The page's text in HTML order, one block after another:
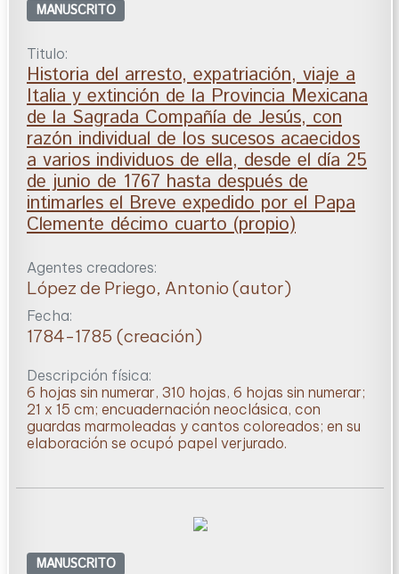
MANUSCRITO
Titulo:
Historia del arresto, expatriación, viaje a
Italia y extinción de la Provincia Mexicana
de la Sagrada Compañía de Jesús, con
razón individual de los sucesos acaecidos
a varios individuos de ella, desde el día 25
de junio de 1767 hasta después de
intimarles el Breve expedido por el Papa
Clemente décimo cuarto (propio)
Agentes creadores:
López de Priego, Antonio (autor)
Fecha:
1784-1785 (creación)
Descripción física:
6 hojas sin numerar, 310 hojas, 6 hojas sin numerar;
21 x 15 cm; encuadernación neoclásica, con
guardas marmoleadas y cantos coloreados; en su
elaboración se ocupó papel verjurado.
MANUSCRITO